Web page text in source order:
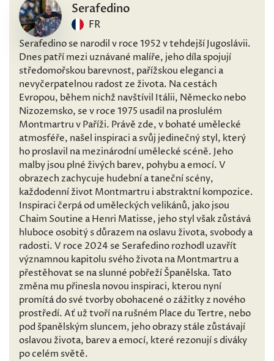
Serafedino
FR
Serafedino se narodil v roce 1952 v tehdejší Jugoslávii.
Dnes patří mezi uznávané malíře, jeho díla spojují
středomořskou barevnost, pařížskou eleganci a
nevyčerpatelnou radost ze života. Na cestách
Evropou, během nichž navštívil Itálii, Německo nebo
Nizozemsko, se v roce 1975 usadil na proslulém
Montmartru v Paříži. Právě zde, v bohaté umělecké
atmosféře, našel inspiraci a svůj jedinečný styl, který
ho proslavil na mezinárodní umělecké scéně. Jeho
malby jsou plné živých barev, pohybu a emocí. V
obrazech zachycuje hudební a taneční scény,
každodenní život Montmartru i abstraktní kompozice.
Inspiraci čerpá od uměleckých velikánů, jako jsou
Chaim Soutine a Henri Matisse, jeho styl však zůstává
hluboce osobitý s důrazem na oslavu života, svobody a
radosti. V roce 2024 se Serafedino rozhodl uzavřít
významnou kapitolu svého života na Montmartru a
přestěhovat se na slunné pobřeží Španělska. Tato
změna mu přinesla novou inspiraci, kterou nyní
promítá do své tvorby obohacené o zážitky z nového
prostředí. Ať už tvoří na rušném Place du Tertre, nebo
pod španělským sluncem, jeho obrazy stále zůstávají
oslavou života, barev a emocí, které rezonují s diváky
po celém světě.